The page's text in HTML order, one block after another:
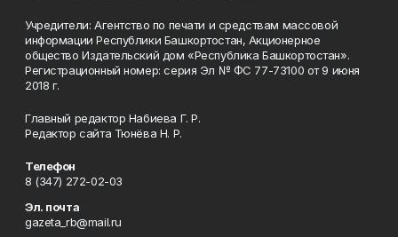
Учредители: Агентство по печати и средствам массовой
информации Республики Башкортостан, Акционерное
общество Издательский дом «Республика Башкортостан».
Регистрационный номер: серия Эл № ФС 77-73100 от 9 июня
2018 г.
Главный редактор Набиева Г. Р.
Редактор сайта Тюнёва Н. Р.
Телефон
8 (347) 272-02-03
Эл. почта
gazeta_rb@mail.ru